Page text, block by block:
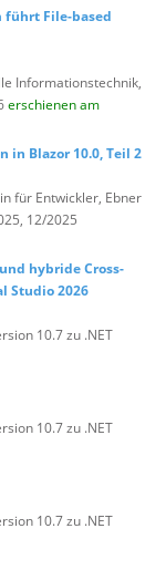
führt File-based
Informationstechnik,
erschienen am
in Blazor 10.0, Teil 2
für Entwickler, Ebner
12/2025
hybride Cross-
Studio 2026
10.7 zu .NET
10.7 zu .NET
10.7 zu .NET